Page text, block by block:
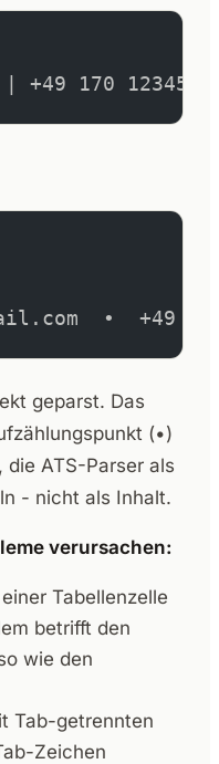
+49 170 1234567
•  +49
geparst. Das
(•)
ATS-Parser als
- nicht als Inhalt.
verursachen:
Tabellenzelle
betrifft den
wie den
Tab-getrennten
Zeichen